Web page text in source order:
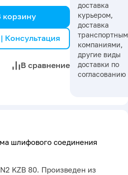
корзину
Консультация
В сравнение
доставка
курьером,
доставка
компаниями,
другие виды
доставки по
согласованию
шлифового соединения
KZB 80. Произведен из